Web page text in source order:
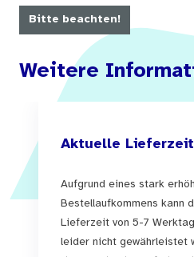
Bitte beachten!
Weitere
Aktuelle
Aufgrund eines stark
Bestellaufkommens kann
Lieferzeit von 5-7
leider nicht gewährleistet